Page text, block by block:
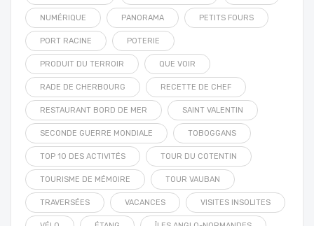
NUMÉRIQUE PANORAMA PETITS FOURS
PORT RACINE POTERIE
PRODUIT DU TERROIR QUE VOIR
RADE DE CHERBOURG RECETTE DE CHEF
RESTAURANT BORD DE MER SAINT VALENTIN
SECONDE GUERRE MONDIALE TOBOGGANS
TOP 10 DES ACTIVITÉS TOUR DU COTENTIN
TOURISME DE MÉMOIRE TOUR VAUBAN
TRAVERSÉES VACANCES VISITES INSOLITES